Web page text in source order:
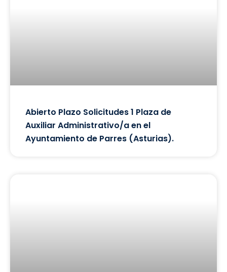
Abierto Plazo Solicitudes 1 Plaza de
Auxiliar Administrativo/a en el
Ayuntamiento de Parres (Asturias).